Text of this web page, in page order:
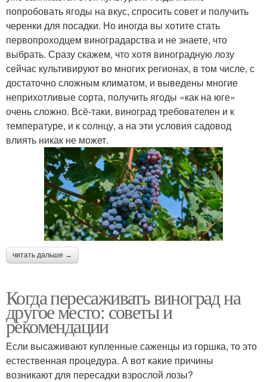
попробовать ягоды на вкус, спросить совет и получить
черенки для посадки. Но иногда вы хотите стать
первопроходцем виноградарства и не знаете, что
выбрать. Сразу скажем, что хотя виноградную лозу
сейчас культивируют во многих регионах, в том числе, с
достаточно сложным климатом, и выведены многие
неприхотливые сорта, получить ягоды «как на юге»
очень сложно. Всё-таки, виноград требователен и к
температуре, и к солнцу, а на эти условия садовод
влиять никак не может.
читать дальше →
Когда пересаживать виноград на
другое место: советы и
рекомендации
Если высаживают купленные саженцы из горшка, то это
естественная процедура. А вот какие причины
возникают для пересадки взрослой лозы?